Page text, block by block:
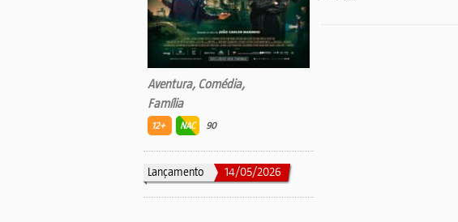
Aventura, Comédia,
Família
12+ NAC 90
Lançamento 14/05/2026